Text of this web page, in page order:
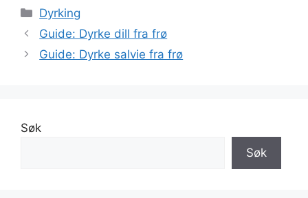
Kategorier
Dyrking
Guide: Dyrke dill fra frø
Guide: Dyrke salvie fra frø
Søk
Søk